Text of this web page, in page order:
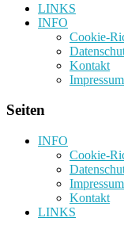
LINKS
INFO
Cookie-
Kontakt
Impressum
Seiten
INFO
Cookie-
Impressum
Kontakt
LINKS